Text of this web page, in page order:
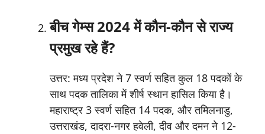
बीच गेम्स 2024 में कौन-कौन से राज्य
प्रमुख रहे हैं?
उत्तर: मध्य प्रदेश ने 7 स्वर्ण सहित कुल 18 पदकों के
साथ पदक तालिका में शीर्ष स्थान हासिल किया है।
महाराष्ट्र 3 स्वर्ण सहित 14 पदक, और तमिलनाडु,
उत्तराखंड, दादरा-नगर हवेली, दीव और दमन ने 12-